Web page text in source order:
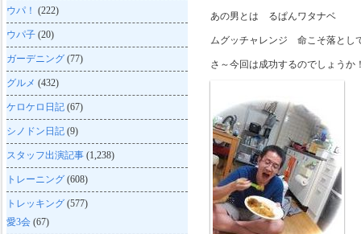
あの男とは るぱんワタナベ
ムグッチャレンジ 命こそ落とし
さ～今回は成功するのでしょうか
ウパ！ (222)
ウパ子 (20)
ガーデニング (77)
グルメ (432)
ケロケロ日記 (67)
シノドン日記 (9)
スタッフ出演記事 (1,238)
トレーニング (608)
トレッキング (577)
愛3会 (67)